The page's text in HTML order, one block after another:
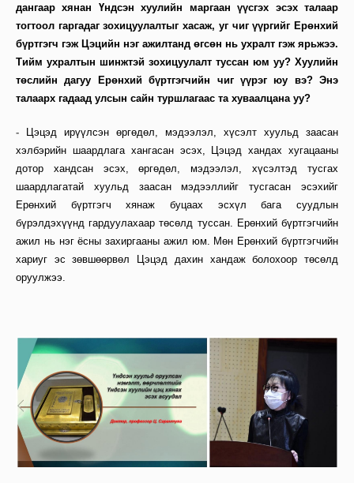
дангаар хянан Үндсэн хуулийн маргаан үүсгэх эсэх талаар
тогтоол гаргадаг зохицуулалтыг хасаж, уг чиг үүргийг Ерөнхий
бүртгэгч гэж Цэцийн нэг ажилтанд өгсөн нь ухралт гэж ярьжээ.
Тийм ухралтын шинжтэй зохицуулалт туссан юм уу? Хуулийн
төслийн дагуу Ерөнхий бүртгэгчийн чиг үүрэг юу вэ? Энэ
талаарх гадаад улсын сайн туршлагаас та хуваалцана уу?
-
Цэцэд ирүүлсэн өргөдөл, мэдээлэл, хүсэлт хуульд заасан
хэлбэрийн шаардлага хангасан эсэх, Цэцэд хандах хугацааны
дотор хандсан эсэх, өргөдөл, мэдээлэл, хүсэлтэд тусгах
шаардлагатай хуульд заасан мэдээллийг тусгасан эсэхийг
Ерөнхий бүртгэгч хянаж буцаах эсхүл бага суудлын
бүрэлдэхүүнд гардуулахаар төсөлд туссан. Ерөнхий бүртгэгчийн
ажил нь нэг ёсны захиргааны ажил юм. Мөн Ерөнхий бүртгэгчийн
хариуг эс зөвшөөрвөл Цэцэд дахин хандаж болохоор төсөлд
оруулжээ.